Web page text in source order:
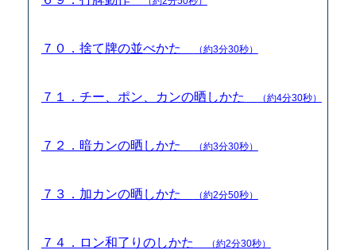
７０．捨て牌の並べかた （約3分30秒）
７１．チー、ポン、カンの晒しかた （約4分30秒）
７２．暗カンの晒しかた （約3分30秒）
７３．加カンの晒しかた （約2分50秒）
７４．ロン和了りのしかた （約2分30秒）